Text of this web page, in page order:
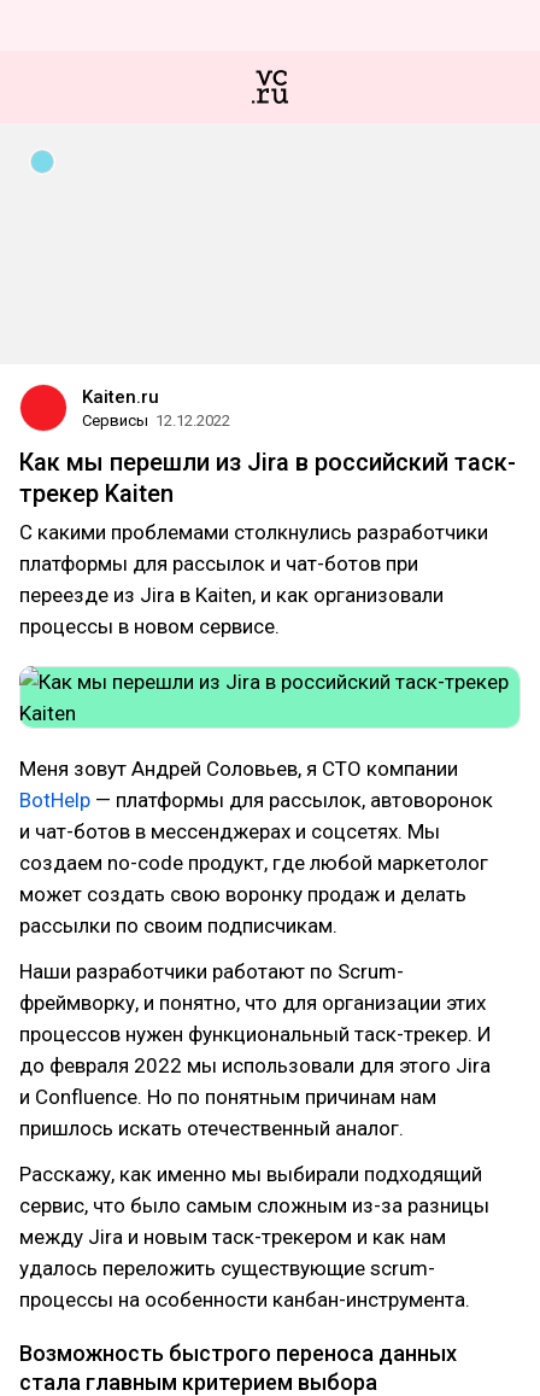
Kaiten.ru
Сервисы 12.12.2022
Как мы перешли из Jira в российский таск-
трекер Kaiten
С какими проблемами столкнулись разработчики
платформы для рассылок и чат-ботов при
переезде из Jira в Kaiten, и как организовали
процессы в новом сервисе.
Меня зовут Андрей Соловьев, я CTO компании
BotHelp — платформы для рассылок, автоворонок
и чат-ботов в мессенджерах и соцсетях. Мы
создаем no-code продукт, где любой маркетолог
может создать свою воронку продаж и делать
рассылки по своим подписчикам.
Наши разработчики работают по Scrum-
фреймворку, и понятно, что для организации этих
процессов нужен функциональный таск-трекер. И
до февраля 2022 мы использовали для этого Jira
и Confluence. Но по понятным причинам нам
пришлось искать отечественный аналог.
Расскажу, как именно мы выбирали подходящий
сервис, что было самым сложным из-за разницы
между Jira и новым таск-трекером и как нам
удалось переложить существующие scrum-
процессы на особенности канбан-инструмента.
Возможность быстрого переноса данных
стала главным критерием выбора